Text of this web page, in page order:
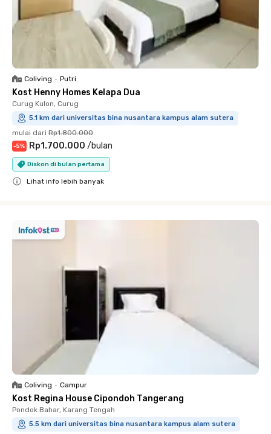
Coliving • Putri
Kost Henny Homes Kelapa Dua
Curug Kulon, Curug
5.1 km dari universitas bina nusantara kampus alam sutera
mulai dari Rp1.800.000
-5% Rp1.700.000 /bulan
Diskon di bulan pertama
Lihat info lebih banyak
Coliving • Campur
Kost Regina House Cipondoh Tangerang
Pondok Bahar, Karang Tengah
5.5 km dari universitas bina nusantara kampus alam sutera